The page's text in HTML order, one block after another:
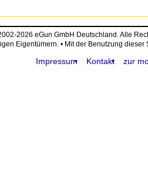
2026 eGun GmbH Deutschland. Alle
Eigentümern. • Mit der Benutzung
Impressum Kontakt zur